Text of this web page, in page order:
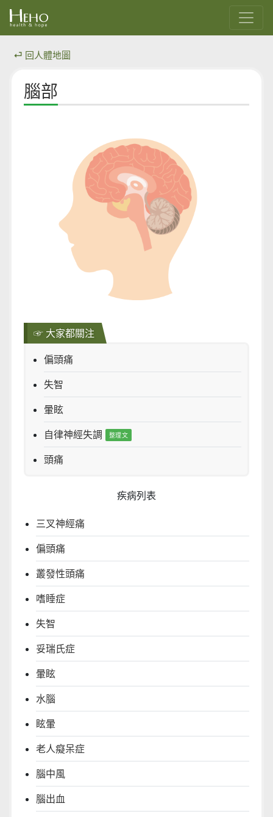
⏎ 回人體地圖
腦部
☞ 大家都關注
偏頭痛
失智
暈眩
自律神經失調
頭痛
疾病列表
三叉神經痛
偏頭痛
叢發性頭痛
嗜睡症
失智
妥瑞氏症
暈眩
水腦
眩暈
老人癡呆症
腦中風
腦出血